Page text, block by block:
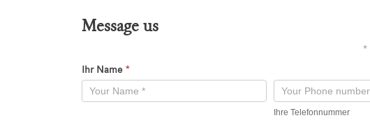
Message us
*
Kontaktformular
-
Ihr Name *
Ihre Telefonnummer